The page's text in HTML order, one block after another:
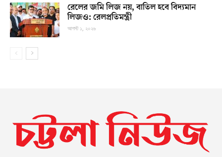
রেলের জমি লিজ নয়, বাতিল হবে বিদ্যমান
লিজও: রেলপ্রতিমন্ত্রী
আগস্ট ১, ২০২৬